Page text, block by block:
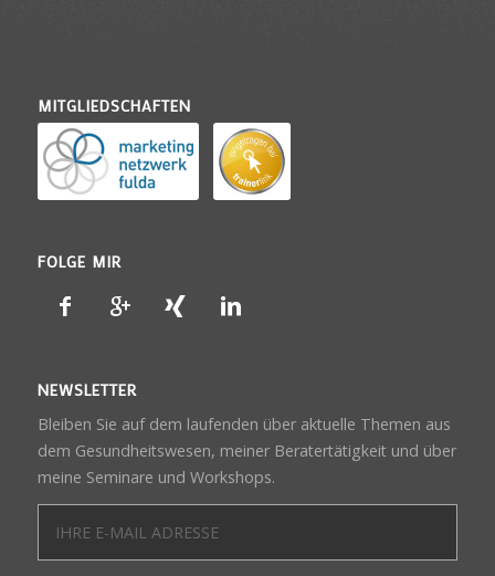
MITGLIEDSCHAFTEN
FOLGE MIR
NEWSLETTER
Bleiben Sie auf dem laufenden über aktuelle Themen aus
dem Gesundheitswesen, meiner Beratertätigkeit und über
meine Seminare und Workshops.